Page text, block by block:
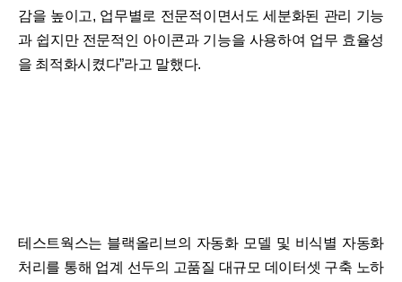
감을 높이고, 업무별로 전문적이면서도 세분화된 관리 기능
과 쉽지만 전문적인 아이콘과 기능을 사용하여 업무 효율성
을 최적화시켰다”라고 말했다.
테스트웍스는 블랙올리브의 자동화 모델 및 비식별 자동화
처리를 통해 업계 선두의 고품질 대규모 데이터셋 구축 노하